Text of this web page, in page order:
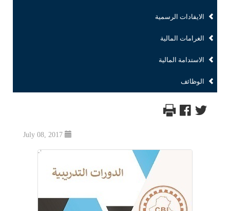
الايفادات الرسمية
الغرامات المالية
الاستدامة المالية
الوظائف